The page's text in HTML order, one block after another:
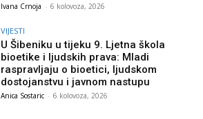
Ivana Crnoja - 6 kolovoza, 2026
VIJESTI
U Šibeniku u tijeku 9. Ljetna škola
bioetike i ljudskih prava: Mladi
raspravljaju o bioetici, ljudskom
dostojanstvu i javnom nastupu
Anica Sostaric - 6 kolovoza, 2026